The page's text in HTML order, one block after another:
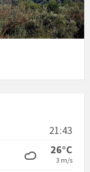
21:43
26°C
3 m/s